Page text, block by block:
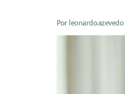
Porleonardo.azevedo